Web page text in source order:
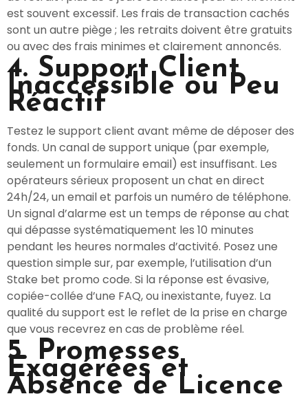
est souvent excessif. Les frais de transaction cachés
sont un autre piège ; les retraits doivent être gratuits
ou avec des frais minimes et clairement annoncés.
4. Support Client
Inaccessible ou Peu
Réactif
Testez le support client avant même de déposer des
fonds. Un canal de support unique (par exemple,
seulement un formulaire email) est insuffisant. Les
opérateurs sérieux proposent un chat en direct
24h/24, un email et parfois un numéro de téléphone.
Un signal d’alarme est un temps de réponse au chat
qui dépasse systématiquement les 10 minutes
pendant les heures normales d’activité. Posez une
question simple sur, par exemple, l’utilisation d’un
Stake bet promo code. Si la réponse est évasive,
copiée-collée d’une FAQ, ou inexistante, fuyez. La
qualité du support est le reflet de la prise en charge
que vous recevrez en cas de problème réel.
5. Promesses
Exagérées et
Absence de Licence